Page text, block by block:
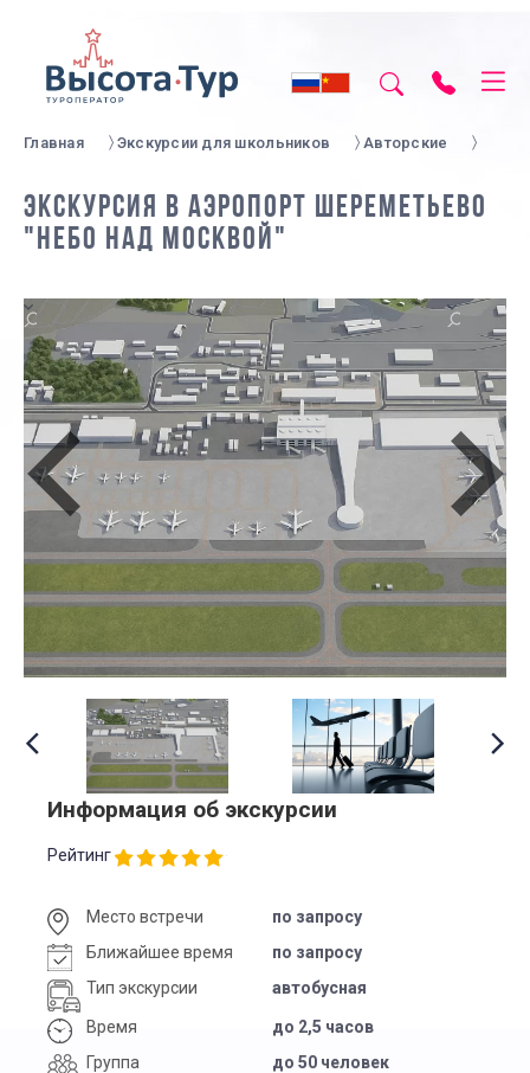
Главная Экскурсии для школьников Авторские
ЭКСКУРСИЯ В АЭРОПОРТ ШЕРЕМЕТЬЕВО
"НЕБО НАД МОСКВОЙ"
Информация об экскурсии
Рейтинг
Место встречи
по запросу
Ближайшее время
по запросу
Тип экскурсии
автобусная
Время
до 2,5 часов
Группа
до 50 человек